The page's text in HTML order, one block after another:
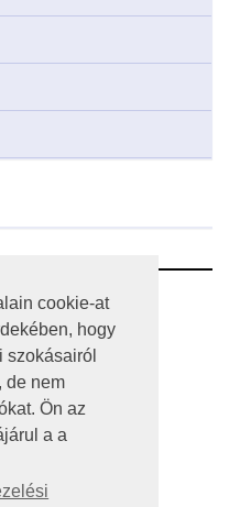
cookie-at
hogy
de nem
Ön az
a a